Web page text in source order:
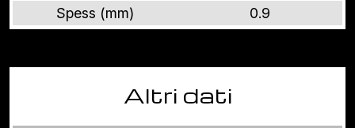
Spess (mm)
0.9
Altri dati